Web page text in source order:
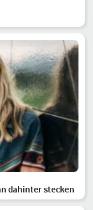
dahinter stecken